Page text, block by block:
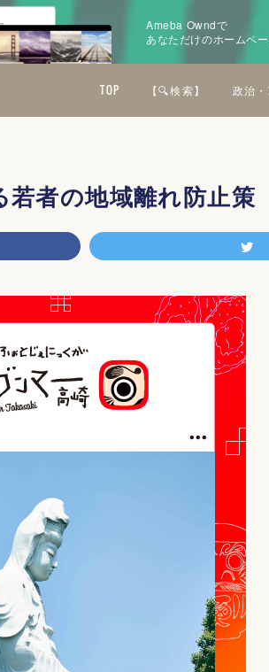
Ameba Owndで
あなただけのホームペ
TOP 【🔍検索】 政治
者の地域離れ防止策